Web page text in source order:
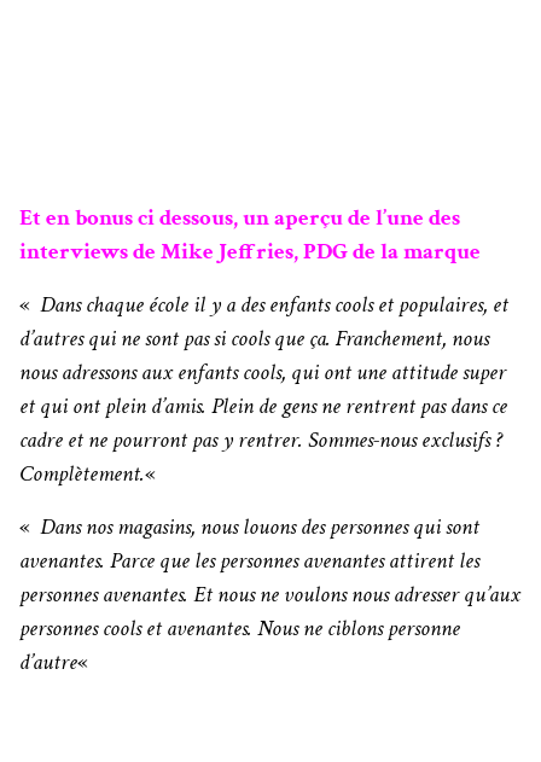
Et en bonus ci dessous,un aperçu de l’une des
interviews de Mike Jeffries, PDG de la marque
« Dans chaque école il y a des enfants cools et populaires, et
d’autres qui ne sont pas si cools que ça. Franchement, nous
nous adressons aux enfants cools, qui ont une attitude super
et qui ont plein d’amis. Plein de gens ne rentrent pas dans ce
cadre et ne pourront pas y rentrer. Sommes-nous exclusifs ?
Complètement.«
« Dans nos magasins, nous louons des personnes qui sont
avenantes. Parce que les personnes avenantes attirent les
personnes avenantes. Et nous ne voulons nous adresser qu’aux
personnes cools et avenantes. Nous ne ciblons personne
d’autre«